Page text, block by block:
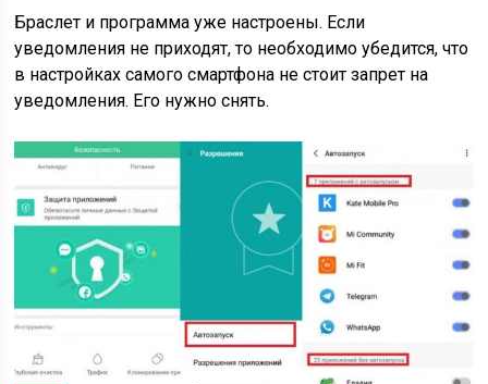
Браслет и программа уже настроены. Если
уведомления не приходят, то необходимо убедится, что
в настройках самого смартфона не стоит запрет на
уведомления. Его нужно снять.